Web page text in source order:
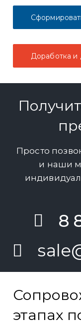
Доработка и
Просто
и наши
8
этапах